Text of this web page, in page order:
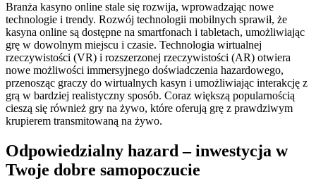
Branża kasyno online stale się rozwija, wprowadzając nowe
technologie i trendy. Rozwój technologii mobilnych sprawił, że
kasyna online są dostępne na smartfonach i tabletach, umożliwiając
grę w dowolnym miejscu i czasie. Technologia wirtualnej
rzeczywistości (VR) i rozszerzonej rzeczywistości (AR) otwiera
nowe możliwości immersyjnego doświadczenia hazardowego,
przenosząc graczy do wirtualnych kasyn i umożliwiając interakcję z
grą w bardziej realistyczny sposób. Coraz większą popularnością
cieszą się również gry na żywo, które oferują grę z prawdziwym
krupierem transmitowaną na żywo.
Odpowiedzialny hazard – inwestycja w
Twoje dobre samopoczucie